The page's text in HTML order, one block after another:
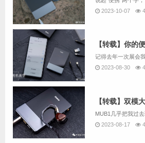
2023-10-07
2023-08-30
2023-08-17